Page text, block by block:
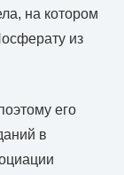
на котором
из
его
в